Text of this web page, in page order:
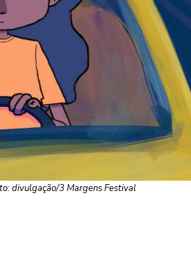
divulgação/3 Margens Festival